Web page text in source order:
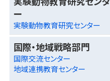
ー
実験動物教育研究センター
国際・地域戦略部門
国際交流センター
地域連携教育センター